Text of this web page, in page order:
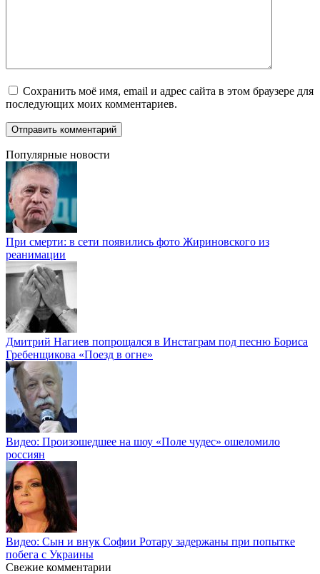
Сохранить моё имя, email и адрес сайта в этом браузере для
последующих моих комментариев.
Популярные новости
При смерти: в сети появились фото Жириновского из
реанимации
Дмитрий Нагиев попрощался в Инстаграм под песню Бориса
Гребенщикова «Поезд в огне»
Видео: Произошедшее на шоу «Поле чудес» ошеломило
россиян
Видео: Сын и внук Софии Ротару задержаны при попытке
побега с Украины
Свежие комментарии